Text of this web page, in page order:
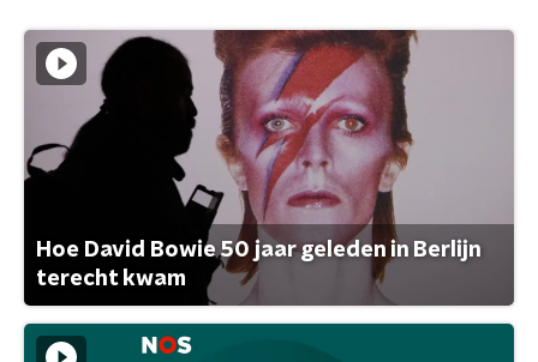
Hoe David Bowie 50 jaar geleden in Berlijn
terecht kwam